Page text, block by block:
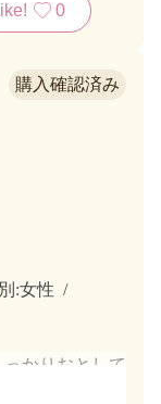
0
:女性
かりおとして